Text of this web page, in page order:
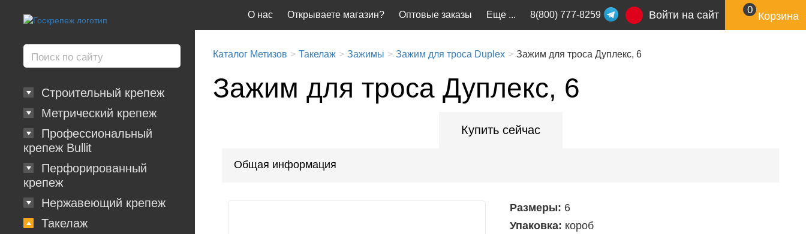
Строительный крепеж
Метрический крепеж
Профессиональный
крепеж Bullit
Перфорированный
крепеж
Нержавеющий крепеж
Такелаж
Еще ...
О нас Открываете магазин? Оптовые заказы 8(800) 777-8259 Войти на сайт 0
Корзина
Каталог Метизов Такелаж Зажимы Зажим для троса Duplex Зажим для троса Дуплекс, 6
Зажим для троса Дуплекс, 6
Купить сейчас
Общая информация
Размеры: 6
Упаковка: короб